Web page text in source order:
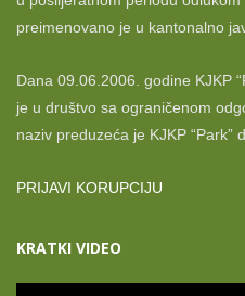
preimenovano je u kantonalno
Dana 09.06.2006. godine KJKP
je u društvo sa ograničenom
naziv preduzeća je KJKP “Park”
PRIJAVI KORUPCIJU
KRATKI VIDEO